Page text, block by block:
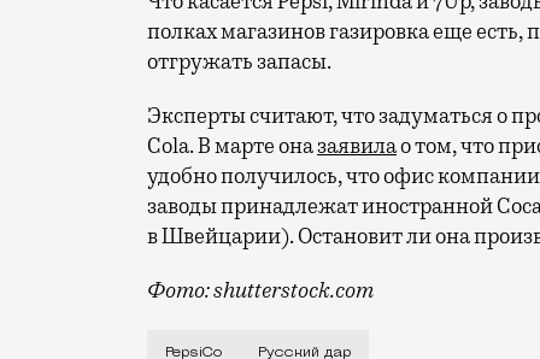
полках магазинов газировка еще
отгружать запасы.
Эксперты считают, что задуматься о
Cola. В марте оназаявилао том, что
удобно получилось, что офис
заводы принадлежат иностранной
в Швейцарии). Остановит ли она
Фото: shutterstock.com
Компания сначала объявила, что
PepsiCo Русский дар